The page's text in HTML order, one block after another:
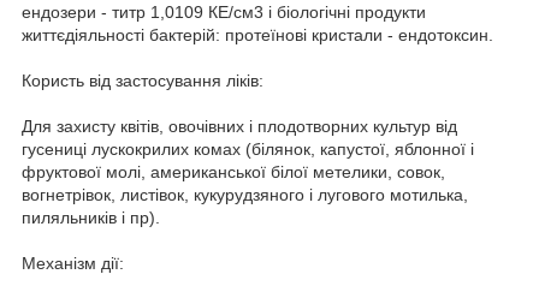
ендозери - титр 1,0109 КЕ/см3 і біологічні продукти
життєдіяльності бактерій: протеїнові кристали - ендотоксин.
Користь від застосування ліків:
Для захисту квітів, овочівних і плодотворних культур від
гусениці лускокрилих комах (білянок, капустої, яблонної і
фруктової молі, американської білої метелики, совок,
вогнетрівок, листівок, кукурудзяного і лугового мотилька,
пиляльників і пр).
Механізм дії: